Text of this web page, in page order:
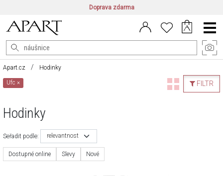
Doprava zdarma
CZ/CZK | EN/EUR PL/PLN
Main
Menu
Apart.cz Hodinky
FILTR
Ufc×
Hodinky
Seřadit podle: relevantnost
Dostupné online Slevy Nové